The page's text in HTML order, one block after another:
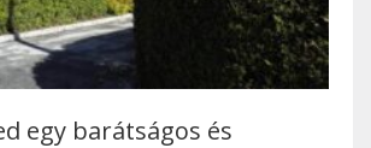
egy barátságos és